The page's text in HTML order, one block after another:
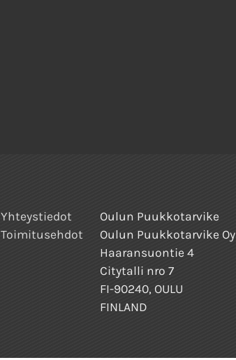
Yhteystiedot
Toimitusehdot
Oulun Puukkotarvike
Oulun Puukkotarvike Oy
Haaransuontie 4
Citytalli nro 7
FI-90240, OULU
FINLAND